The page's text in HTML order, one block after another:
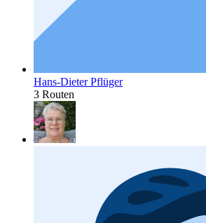
Hans-Dieter Pflüger
3 Routen